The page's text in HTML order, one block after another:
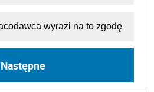
wyrazi na to zgodę
Następne